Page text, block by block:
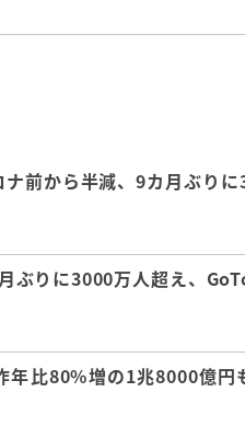
前から半減、9カ月ぶ
ぶりに3000万人超え、
年比80%増の1兆8000億